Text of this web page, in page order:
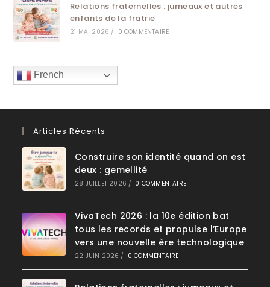
Relations fraternelles : jumeaux et autres
enfants de la fratrie
21 MAI 2026 / 0 COMMENTAIRE
French
Articles Récents
Construire son identité quand on est
deux : gemellité
28 JUILLET 2026 / 0 COMMENTAIRE
VivaTech 2026 : la 10e édition bat
tous les records et propulse l’Europe
vers une nouvelle ère technologique
22 JUIN 2026 / 0 COMMENTAIRE